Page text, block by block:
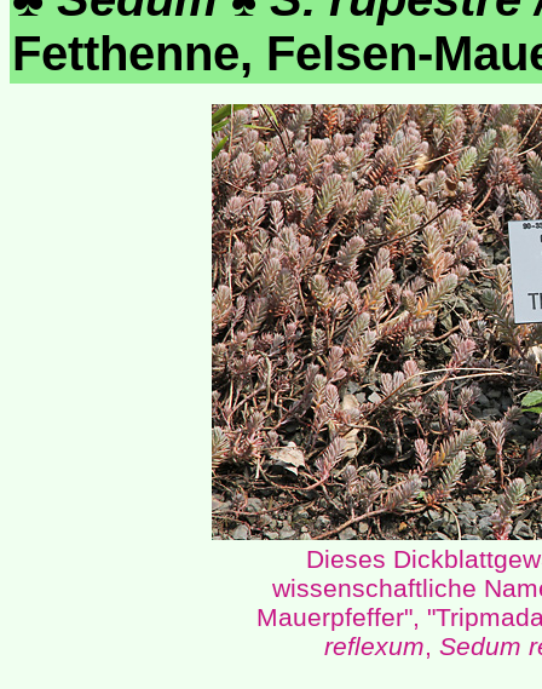
Fetthenne, Felsen-
Dieses
wissenschaftliche
Mauerpfeffer",
reflexum, Sedum